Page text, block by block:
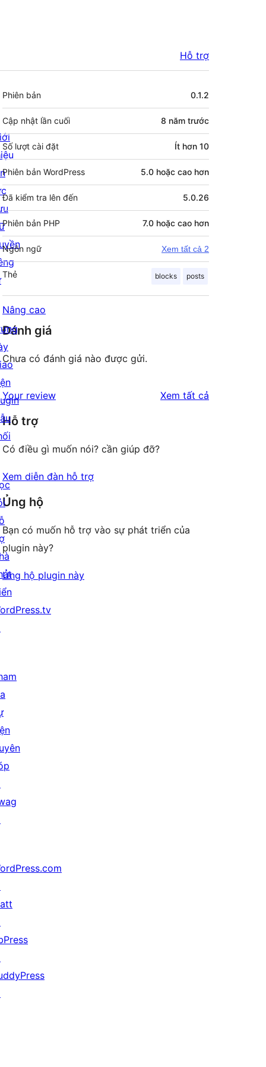
Hỗ trợ
Meta
Phiên bản 0.1.2
Cập nhật lần cuối 8 năm trước
Số lượt cài đặt Ít hơn 10
Phiên bản WordPress 5.0 hoặc cao hơn
Đã kiểm tra lên đến 5.0.26
Phiên bản PHP 7.0 hoặc cao hơn
Ngôn ngữ Xem tất cả 2
Thẻ blocks posts
Nâng cao
Đánh giá
Chưa có đánh giá nào được gửi.
Your review Xem tất cả
Hỗ trợ
Có điều gì muốn nói? cần giúp đỡ?
Xem diễn đàn hỗ trợ
Ủng hộ
Bạn có muốn hỗ trợ vào sự phát triển của
plugin này?
Ủng hộ plugin này